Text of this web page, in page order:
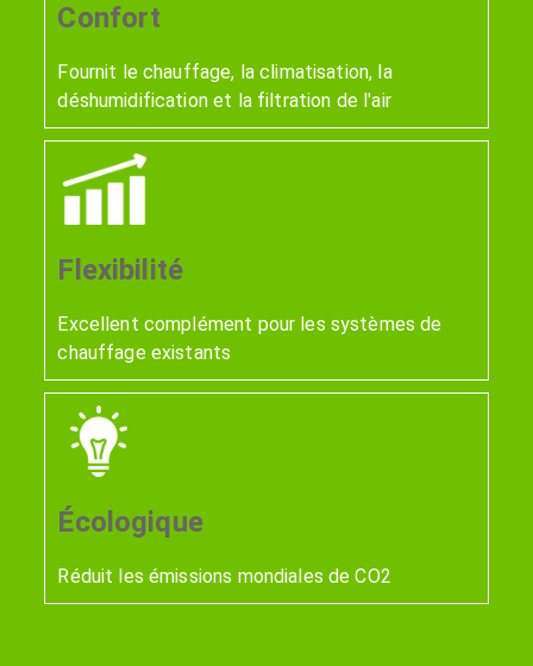
Confort
Fournit le chauffage, la climatisation, la
déshumidification et la filtration de l'air
Flexibilité
Excellent complément pour les systèmes de
chauffage existants
Écologique
Réduit les émissions mondiales de CO2​